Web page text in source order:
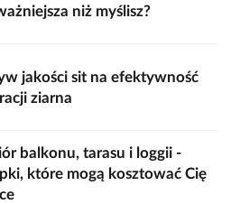
niż myślisz?
jakości sit na efektywność
ziarna
balkonu, tarasu i loggii -
które mogą kosztować Cię